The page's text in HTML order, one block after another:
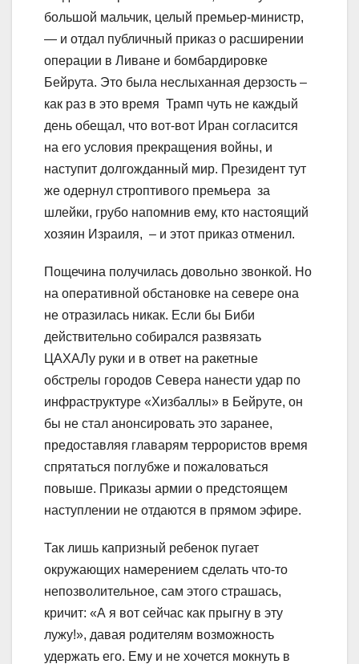
большой мальчик, целый премьер-министр,
— и отдал публичный приказ о расширении
операции в Ливане и бомбардировке
Бейрута. Это была неслыханная дерзость –
как раз в это время Трамп чуть не каждый
день обещал, что вот-вот Иран согласится
на его условия прекращения войны, и
наступит долгожданный мир. Президент тут
же одернул строптивого премьера за
шлейки, грубо напомнив ему, кто настоящий
хозяин Израиля, – и этот приказ отменил.
Пощечина получилась довольно звонкой. Но
на оперативной обстановке на севере она
не отразилась никак. Если бы Биби
действительно собирался развязать
ЦАХАЛу руки и в ответ на ракетные
обстрелы городов Севера нанести удар по
инфраструктуре «Хизбаллы» в Бейруте, он
бы не стал анонсировать это заранее,
предоставляя главарям террористов время
спрятаться поглубже и пожаловаться
повыше. Приказы армии о предстоящем
наступлении не отдаются в прямом эфире.
Так лишь капризный ребенок пугает
окружающих намерением сделать что-то
непозволительное, сам этого страшась,
кричит: «А я вот сейчас как прыгну в эту
лужу!», давая родителям возможность
удержать его. Ему и не хочется мокнуть в